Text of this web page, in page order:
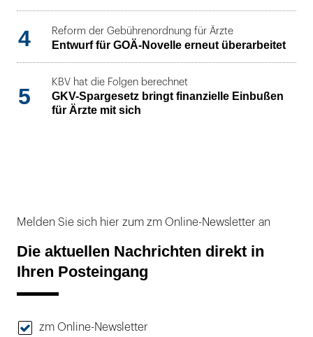
4 Reform der Gebührenordnung für Ärzte
Entwurf für GOÄ-Novelle erneut überarbeitet
5
KBV hat die Folgen berechnet
GKV-Spargesetz bringt finanzielle Einbußen
für Ärzte mit sich
Melden Sie sich hier zum zm Online-Newsletter an
Die aktuellen Nachrichten direkt in
Ihren Posteingang
zm Online-Newsletter